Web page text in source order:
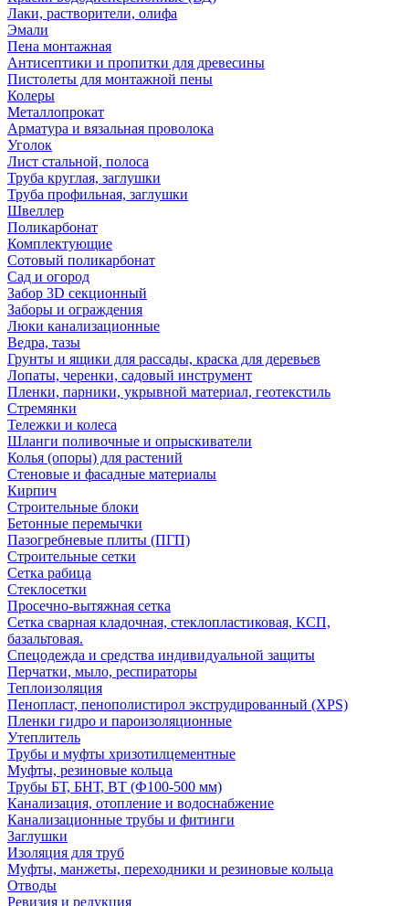
Лаки, растворители, олифа
Эмали
Пена монтажная
Антисептики и пропитки для древесины
Пистолеты для монтажной пены
Колеры
Металлопрокат
Арматура и вязальная проволока
Уголок
Лист стальной, полоса
Труба круглая, заглушки
Труба профильная, заглушки
Швеллер
Поликарбонат
Комплектующие
Сотовый поликарбонат
Сад и огород
Забор 3D секционный
Заборы и ограждения
Люки канализационные
Ведра, тазы
Грунты и ящики для рассады, краска для деревьев
Лопаты, черенки, садовый инструмент
Пленки, парники, укрывной материал, геотекстиль
Стремянки
Тележки и колеса
Шланги поливочные и опрыскиватели
Колья (опоры) для растений
Стеновые и фасадные материалы
Кирпич
Строительные блоки
Бетонные перемычки
Пазогребневые плиты (ПГП)
Строительные сетки
Сетка рабица
Стеклосетки
Просечно-вытяжная сетка
Сетка сварная кладочная, стеклопластиковая, КСП,
базальтовая.
Спецодежда и средства индивидуальной защиты
Перчатки, мыло, респираторы
Теплоизоляция
Пенопласт, пенополистирол экструдированный (XPS)
Пленки гидро и пароизоляционные
Утеплитель
Трубы и муфты хризотилцементные
Муфты, резиновые кольца
Трубы БТ, БНТ, ВТ (Ф100-500 мм)
Канализация, отопление и водоснабжение
Канализационные трубы и фитинги
Заглушки
Изоляция для труб
Муфты, манжеты, переходники и резиновые кольца
Отводы
Ревизия и редукция